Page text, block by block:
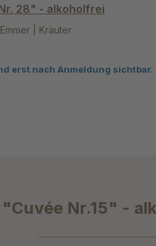
28" - alkoholfrei
| Kräuter
erst nach Anmeldung sichtbar.
Nr.15" -